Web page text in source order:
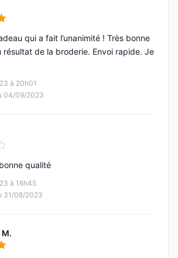
5
à 20h01
04/09/2023
qui a fait l’unanimité ! Très bonne
résultat de la broderie. Envoi rapide. Je
5
à 16h45
31/08/2023
qualité
5